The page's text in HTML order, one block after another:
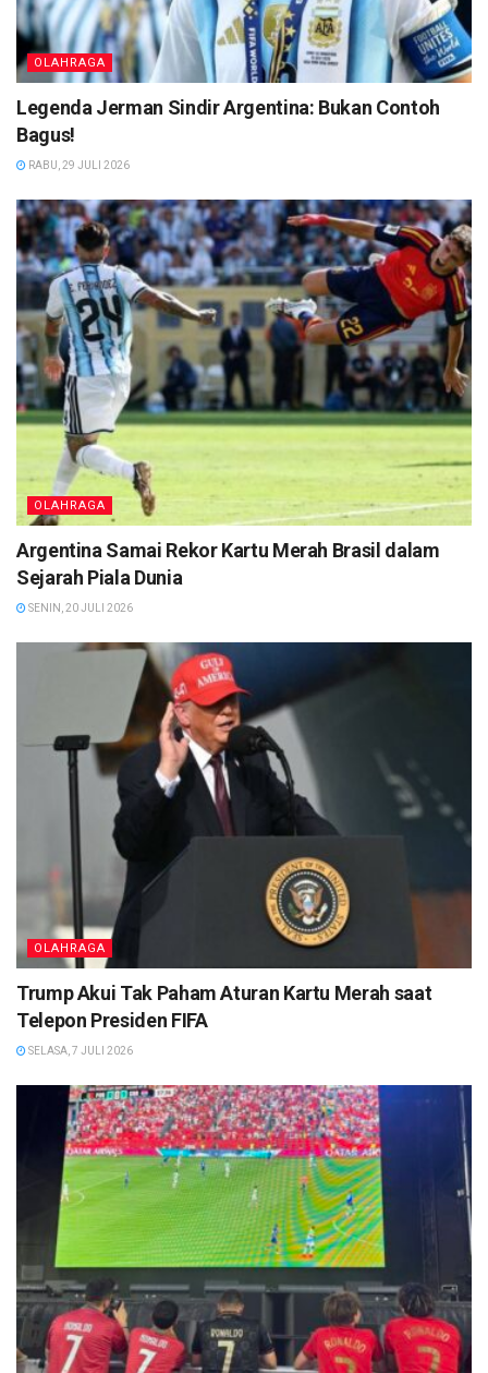
OLAHRAGA
Legenda Jerman Sindir Argentina: Bukan Contoh
Bagus!
RABU, 29 JULI 2026
OLAHRAGA
Argentina Samai Rekor Kartu Merah Brasil dalam
Sejarah Piala Dunia
SENIN, 20 JULI 2026
OLAHRAGA
Trump Akui Tak Paham Aturan Kartu Merah saat
Telepon Presiden FIFA
SELASA, 7 JULI 2026